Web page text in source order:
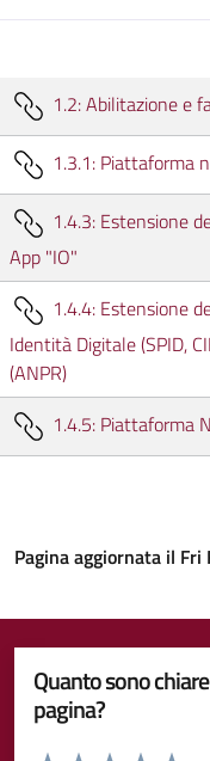
1.2: Abilitazione e
1.3.1: Piattaforma
1.4.3: Estensione
App "IO"
1.4.4: Estensione
Identità Digitale (SPID,
(ANPR)
1.4.5: Piattaforma
Pagina aggiornata il
Quanto sono
pagina?